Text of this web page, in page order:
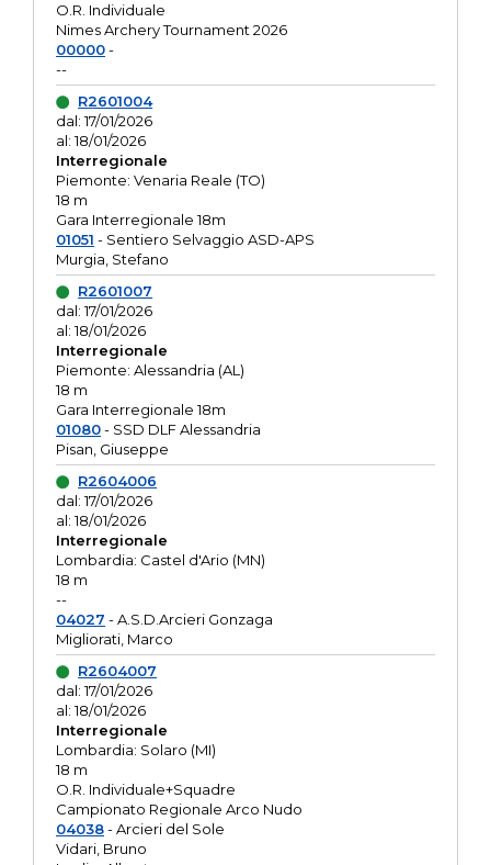
O.R. Individuale
Nimes Archery Tournament 2026
00000-
--
R2601004
dal: 17/01/2026
al: 18/01/2026
Interregionale
Piemonte: Venaria Reale (TO)
18 m
Gara Interregionale 18m
01051 - Sentiero Selvaggio ASD-APS
Murgia, Stefano
R2601007
dal: 17/01/2026
al: 18/01/2026
Interregionale
Piemonte: Alessandria (AL)
18 m
Gara Interregionale 18m
01080- SSD DLF Alessandria
Pisan, Giuseppe
R2604006
dal: 17/01/2026
al: 18/01/2026
Interregionale
Lombardia: Castel d'Ario (MN)
18 m
--
04027 - A.S.D.Arcieri Gonzaga
Migliorati, Marco
R2604007
dal: 17/01/2026
al: 18/01/2026
Interregionale
Lombardia: Solaro (MI)
18 m
O.R. Individuale+Squadre
Campionato Regionale Arco Nudo
04038- Arcieri del Sole
Vidari, Bruno